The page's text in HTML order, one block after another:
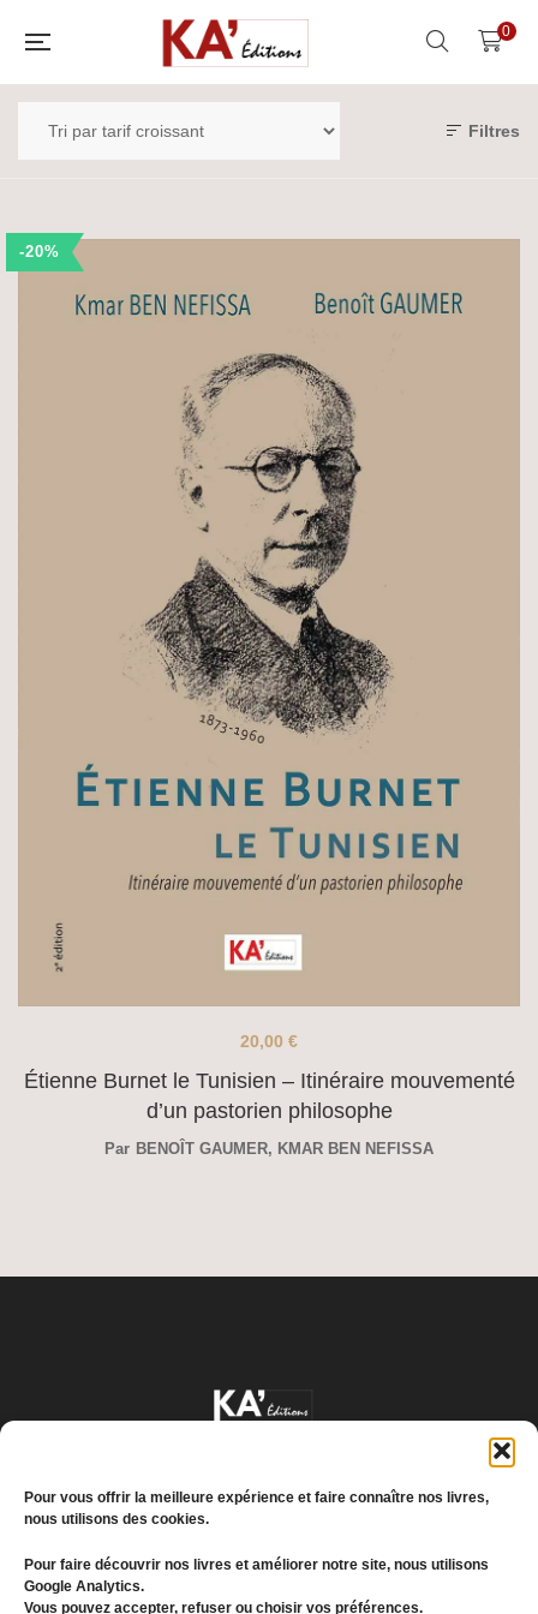
Pour vous offrir la meilleure expérience et faire connaître nos livres,
nous utilisons des cookies.
Pour faire découvrir nos livres et améliorer notre site, nous utilisons
Google Analytics.
Vous pouvez accepter, refuser ou choisir vos préférences.
0
Filtres
-20%
Étienne Burnet le Tunisien – Itinéraire mouvementé
d’un pastorien philosophe
20,00 €
Par BENOÎT GAUMER, KMAR BEN NEFISSA
Conditions générales de vente